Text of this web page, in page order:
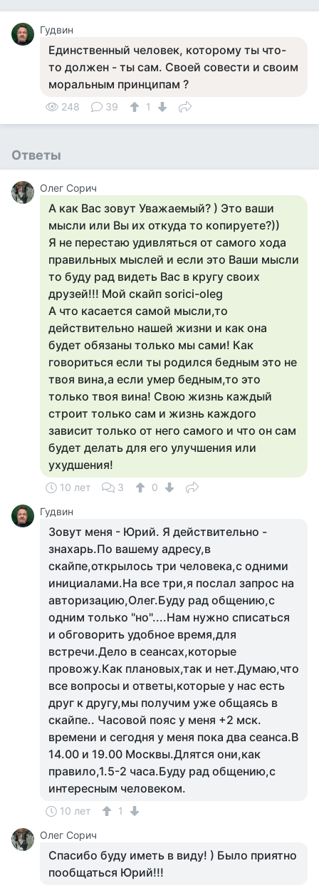
Гудвин
Единственный человек, которому ты что-
то должен - ты сам. Своей совести и своим
моральным принципам ?
248 39 1
Ответы
Олег Сорич
А как Вас зовут Уважаемый? ) Это ваши
мысли или Вы их откуда то копируете?))
Я не перестаю удивляться от самого хода
правильных мыслей и если это Ваши мысли
то буду рад видеть Вас в кругу своих
друзей!!! Мой скайп sorici-oleg
А что касается самой мысли,то
действительно нашей жизни и как она
будет обязаны только мы сами! Как
говориться если ты родился бедным это не
твоя вина,а если умер бедным,то это
только твоя вина! Свою жизнь каждый
строит только сам и жизнь каждого
зависит только от него самого и что он сам
будет делать для его улучшения или
ухудшения!
10 лет 3
0
Гудвин
Зовут меня - Юрий. Я действительно -
знахарь.По вашему адресу,в
скайпе,открылось три человека,с одними
инициалами.На все три,я послал запрос на
авторизацию,Олег.Буду рад общению,с
одним только "но"....Нам нужно списаться
и обговорить удобное время,для
встречи.Дело в сеансах,которые
провожу.Как плановых,так и нет.Думаю,что
все вопросы и ответы,которые у нас есть
друг к другу,мы получим уже общаясь в
скайпе.. Часовой пояс у меня +2 мск.
времени и сегодня у меня пока два сеанса.В
14.00 и 19.00 Москвы.Длятся они,как
правило,1.5-2 часа.Буду рад общению,с
интересным человеком.
10 лет
1
Олег Сорич
Спасибо буду иметь в виду! ) Было приятно
пообщаться Юрий!!!